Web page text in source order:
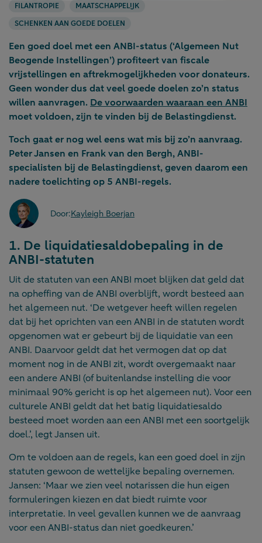
FILANTROPIE
MAATSCHAPPELIJK
SCHENKEN AAN GOEDE DOELEN
Een goed doel met een ANBI-status (‘Algemeen Nut
Beogende Instellingen’) profiteert van fiscale
vrijstellingen en aftrekmogelijkheden voor donateurs.
Geen wonder dus dat veel goede doelen zo’n status
willen aanvragen. De voorwaarden waaraan een ANBI
moet voldoen, zijn te vinden bij de Belastingdienst.
Toch gaat er nog wel eens wat mis bij zo’n aanvraag.
Peter Jansen en Frank van den Bergh, ANBI-
specialisten bij de Belastingdienst, geven daarom een
nadere toelichting op 5 ANBI-regels.
Door:Kayleigh Boerjan
1. De liquidatiesaldobepaling in de
ANBI-statuten
Uit de statuten van een ANBI moet blijken dat geld dat
na opheffing van de ANBI overblijft, wordt besteed aan
het algemeen nut. ‘De wetgever heeft willen regelen
dat bij het oprichten van een ANBI in de statuten wordt
opgenomen wat er gebeurt bij de liquidatie van een
ANBI. Daarvoor geldt dat het vermogen dat op dat
moment nog in de ANBI zit, wordt overgemaakt naar
een andere ANBI (of buitenlandse instelling die voor
minimaal 90% gericht is op het algemeen nut). Voor een
culturele ANBI geldt dat het batig liquidatiesaldo
besteed moet worden aan een ANBI met een soortgelijk
doel.’, legt Jansen uit.
Om te voldoen aan de regels, kan een goed doel in zijn
statuten gewoon de wettelijke bepaling overnemen.
Jansen: ‘Maar we zien veel notarissen die hun eigen
formuleringen kiezen en dat biedt ruimte voor
interpretatie. In veel gevallen kunnen we de aanvraag
voor een ANBI-status dan niet goedkeuren.’